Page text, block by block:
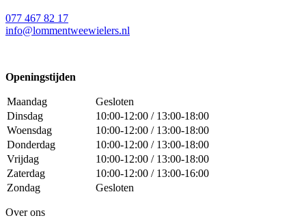
077 467 82 17
info@lommentweewielers.nl
Openingstijden
Maandag
Gesloten
Dinsdag
10:00-12:00 / 13:00-18:00
Woensdag
10:00-12:00 / 13:00-18:00
Donderdag
10:00-12:00 / 13:00-18:00
Vrijdag
10:00-12:00 / 13:00-18:00
Zaterdag
10:00-12:00 / 13:00-16:00
Zondag
Gesloten
Over ons